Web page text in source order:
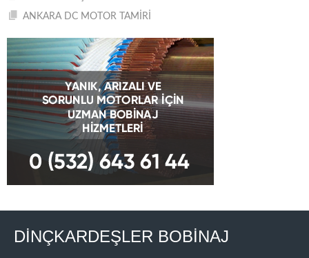
ANKARA DC MOTOR TAMİRİ
DİNÇKARDEŞLER BOBİNAJ